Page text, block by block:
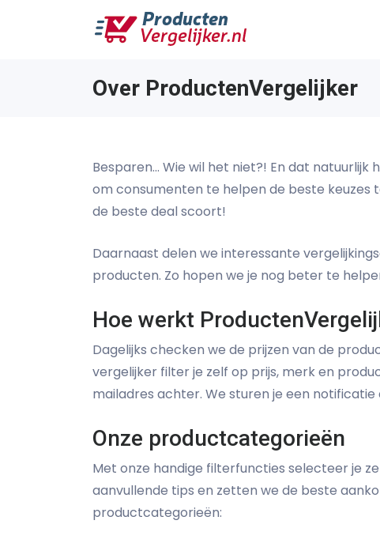
Over ProductenVergelijker
Besparen... Wie wil het niet?! En dat
om consumenten te helpen de beste keuzes
de beste deal scoort!
Daarnaast delen we interessante
producten. Zo hopen we je nog beter te
Hoe werkt
Dagelijks checken we de prijzen van de
vergelijker filter je zelf op prijs, merk en
mailadres achter. We sturen je een
Onze productcategorieën
Met onze handige filterfuncties selecteer je
aanvullende tips en zetten we de beste
productcategorieën: